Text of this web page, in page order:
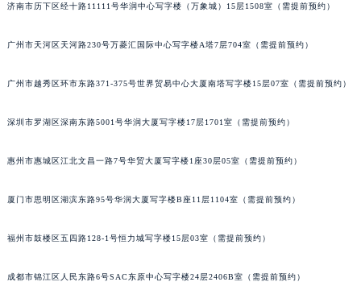
济南市历下区经十路11111号华润中心写字楼（万象城）15层1508室（需提前预约）
广州市天河区天河路230号万菱汇国际中心写字楼A塔7层704室（需提前预约）
广州市越秀区环市东路371-375号世界贸易中心大厦南塔写字楼15层07室（需提前预约）
深圳市罗湖区深南东路5001号华润大厦写字楼17层1701室（需提前预约）
惠州市惠城区江北文昌一路7号华贸大厦写字楼1座30层05室（需提前预约）
厦门市思明区湖滨东路95号华润大厦写字楼B座11层1104室（需提前预约）
福州市鼓楼区五四路128-1号恒力城写字楼15层03室（需提前预约）
成都市锦江区人民东路6号SAC东原中心写字楼24层2406B室（需提前预约）